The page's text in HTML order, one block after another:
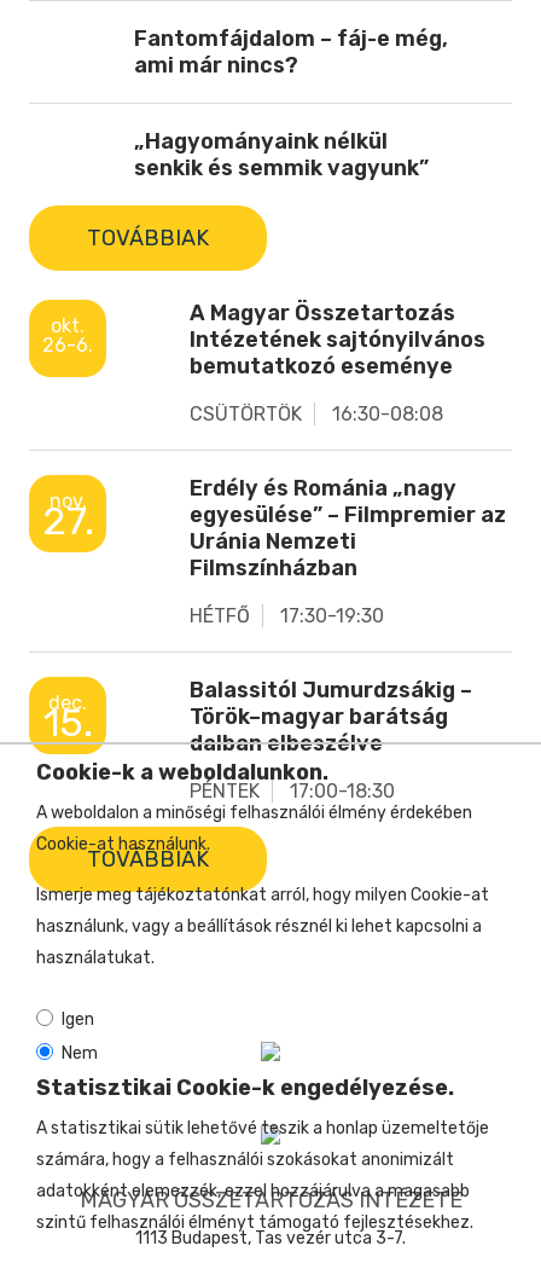
Fantomfájdalom – fáj-e még,
ami már nincs?
„Hagyományaink nélkül
senkik és semmik vagyunk”
TOVÁBBIAK
okt.
26-6.
A Magyar Összetartozás
Intézetének sajtónyilvános
bemutatkozó eseménye
CSÜTÖRTÖK 16:30-08:08
nov.
27.
Erdély és Románia „nagy
egyesülése” – Filmpremier az
Uránia Nemzeti
Filmszínházban
HÉTFŐ 17:30-19:30
dec.
15.
Balassitól Jumurdzsákig –
Török–magyar barátság
dalban elbeszélve
PÉNTEK 17:00-18:30
TOVÁBBIAK
MAGYAR ÖSSZETARTOZÁS INTÉZETE
1113 Budapest, Tas vezér utca 3-7.
Cookie-k a weboldalunkon.
A weboldalon a minőségi felhasználói élmény érdekében
Cookie-at használunk.
Ismerje meg tájékoztatónkat arról, hogy milyen Cookie-at
használunk, vagy a beállítások résznél ki lehet kapcsolni a
használatukat.
Igen
Nem
Statisztikai Cookie-k engedélyezése.
A statisztikai sütik lehetővé teszik a honlap üzemeltetője
számára, hogy a felhasználói szokásokat anonimizált
adatokként elemezzék, ezzel hozzájárulva a magasabb
szintű felhasználói élményt támogató fejlesztésekhez.